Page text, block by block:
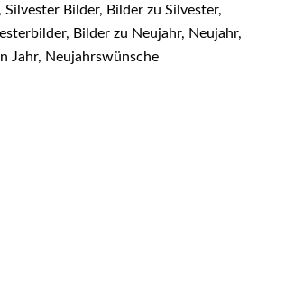
Bilder, Bilder zu Silvester,
Bilder zu Neujahr, Neujahr,
Jahr, Neujahrswünsche